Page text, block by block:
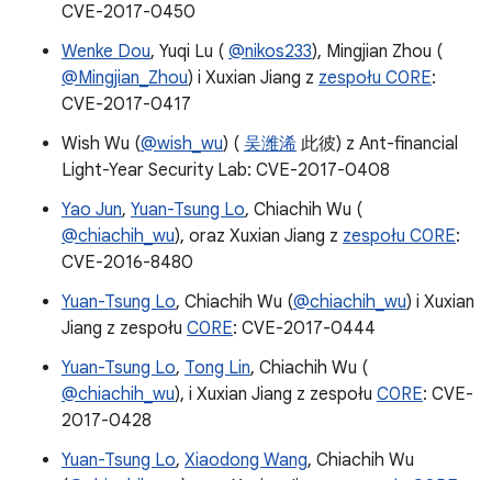
CVE-2017-0450
Wenke Dou, Yuqi Lu ( @nikos233), Mingjian Zhou (
@Mingjian_Zhou) i Xuxian Jiang z zespołu C0RE:
CVE-2017-0417
Wish Wu (@wish_wu) ( 吴潍浠 此彼) z Ant-financial
Light-Year Security Lab: CVE-2017-0408
Yao Jun, Yuan-Tsung Lo, Chiachih Wu (
@chiachih_wu), oraz Xuxian Jiang z zespołu C0RE:
CVE-2016-8480
Yuan-Tsung Lo, Chiachih Wu (@chiachih_wu) i Xuxian
Jiang z zespołu C0RE: CVE-2017-0444
Yuan-Tsung Lo, Tong Lin, Chiachih Wu (
@chiachih_wu), i Xuxian Jiang z zespołu C0RE: CVE-
2017-0428
Yuan-Tsung Lo, Xiaodong Wang, Chiachih Wu